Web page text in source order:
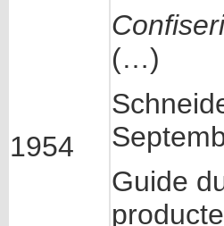
1954
(…)
Guide